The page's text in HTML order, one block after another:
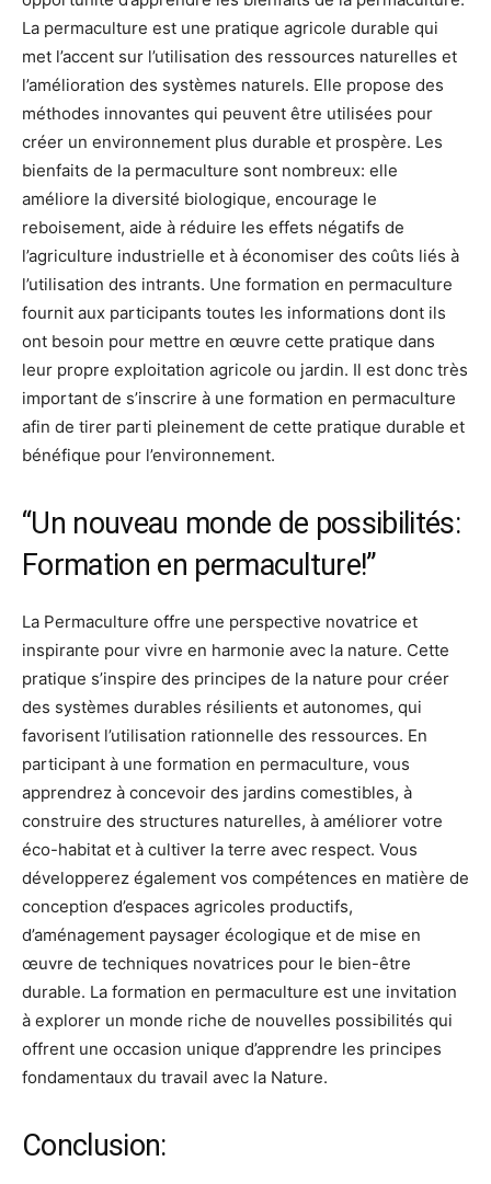
La permaculture est une pratique agricole durable qui
met l’accent sur l’utilisation des ressources naturelles et
l’amélioration des systèmes naturels. Elle propose des
méthodes innovantes qui peuvent être utilisées pour
créer un environnement plus durable et prospère. Les
bienfaits de la permaculture sont nombreux: elle
améliore la diversité biologique, encourage le
reboisement, aide à réduire les effets négatifs de
l’agriculture industrielle et à économiser des coûts liés à
l’utilisation des intrants. Une formation en permaculture
fournit aux participants toutes les informations dont ils
ont besoin pour mettre en œuvre cette pratique dans
leur propre exploitation agricole ou jardin. Il est donc très
important de s’inscrire à une formation en permaculture
afin de tirer parti pleinement de cette pratique durable et
bénéfique pour l’environnement.
“Un nouveau monde de possibilités:
Formation en permaculture!”
La Permaculture offre une perspective novatrice et
inspirante pour vivre en harmonie avec la nature. Cette
pratique s’inspire des principes de la nature pour créer
des systèmes durables résilients et autonomes, qui
favorisent l’utilisation rationnelle des ressources. En
participant à une formation en permaculture, vous
apprendrez à concevoir des jardins comestibles, à
construire des structures naturelles, à améliorer votre
éco-habitat et à cultiver la terre avec respect. Vous
développerez également vos compétences en matière de
conception d’espaces agricoles productifs,
d’aménagement paysager écologique et de mise en
œuvre de techniques novatrices pour le bien-être
durable. La formation en permaculture est une invitation
à explorer un monde riche de nouvelles possibilités qui
offrent une occasion unique d’apprendre les principes
fondamentaux du travail avec la Nature.
Conclusion: